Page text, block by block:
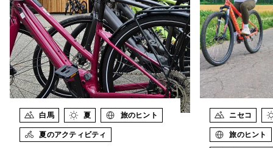
白馬 夏 旅のヒント
夏のアクティビティ
ニセコ
旅のヒント